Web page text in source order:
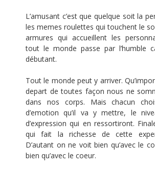
L’amusant c’est que quelque soit la
les memes roulettes qui touchent le
armures qui accueillent les
tout le monde passe par l’humble
débutant.
Tout le monde peut y arriver.
depart de toutes façon nous ne
dans nos corps. Mais chacun
d’emotion qu’il va y mettre, le
d’expression qui en ressortiront.
qui fait la richesse de cette
D’autant on ne voit bien qu’avec le
bien qu’avec le coeur.